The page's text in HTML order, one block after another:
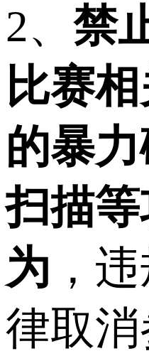
2、 禁
比赛
的暴
扫描
为 ，
律取